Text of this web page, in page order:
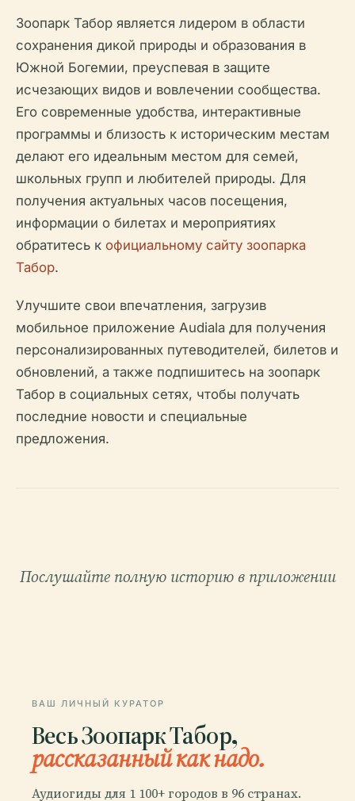
Зоопарк Табор является лидером в области
сохранения дикой природы и образования в
Южной Богемии, преуспевая в защите
исчезающих видов и вовлечении сообщества.
Его современные удобства, интерактивные
программы и близость к историческим местам
делают его идеальным местом для семей,
школьных групп и любителей природы. Для
получения актуальных часов посещения,
информации о билетах и мероприятиях
обратитесь к официальному сайту зоопарка
Табор.
Улучшите свои впечатления, загрузив
мобильное приложение Audiala для получения
персонализированных путеводителей, билетов и
обновлений, а также подпишитесь на зоопарк
Табор в социальных сетях, чтобы получать
последние новости и специальные
предложения.
Послушайте полную историю в приложении
ВАШ ЛИЧНЫЙ КУРАТОР
Весь Зоопарк Табор,
рассказанный как надо.
Аудиогиды для 1 100+ городов в 96 странах.